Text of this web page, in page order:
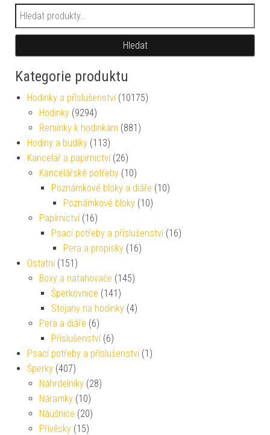
Hledat:
Hledat
Kategorie produktu
Hodinky a příslušenství (10175)
Hodinky (9294)
Řemínky k hodinkám (881)
Hodiny a budíky (113)
Kancelář a papírnictví (26)
Kancelářské potřeby (10)
Poznámkové bloky a diáře (10)
Poznámkové bloky (10)
Papírnictví (16)
Psací potřeby a příslušenství (16)
Pera a propisky (16)
Ostatní (151)
Boxy a natahovače (145)
Šperkovnice (141)
Stojany na hodinky (4)
Pera a diáře (6)
Příslušenství (6)
Psací potřeby a příslušenství (1)
Šperky (407)
Náhrdelníky (28)
Náramky (10)
Náušnice (20)
Přívěsky (15)